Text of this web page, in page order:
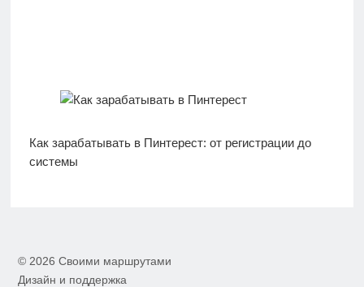
Как зарабатывать в Пинтерест: от регистрации до
системы
© 2026 Своими маршрутами
Дизайн и поддержка